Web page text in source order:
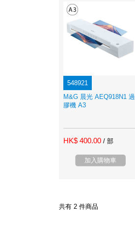
548921
M&G 晨光 AEQ918N1 過
膠機 A3
HK$ 400.00 / 部
加入購物車
共有 2 件商品